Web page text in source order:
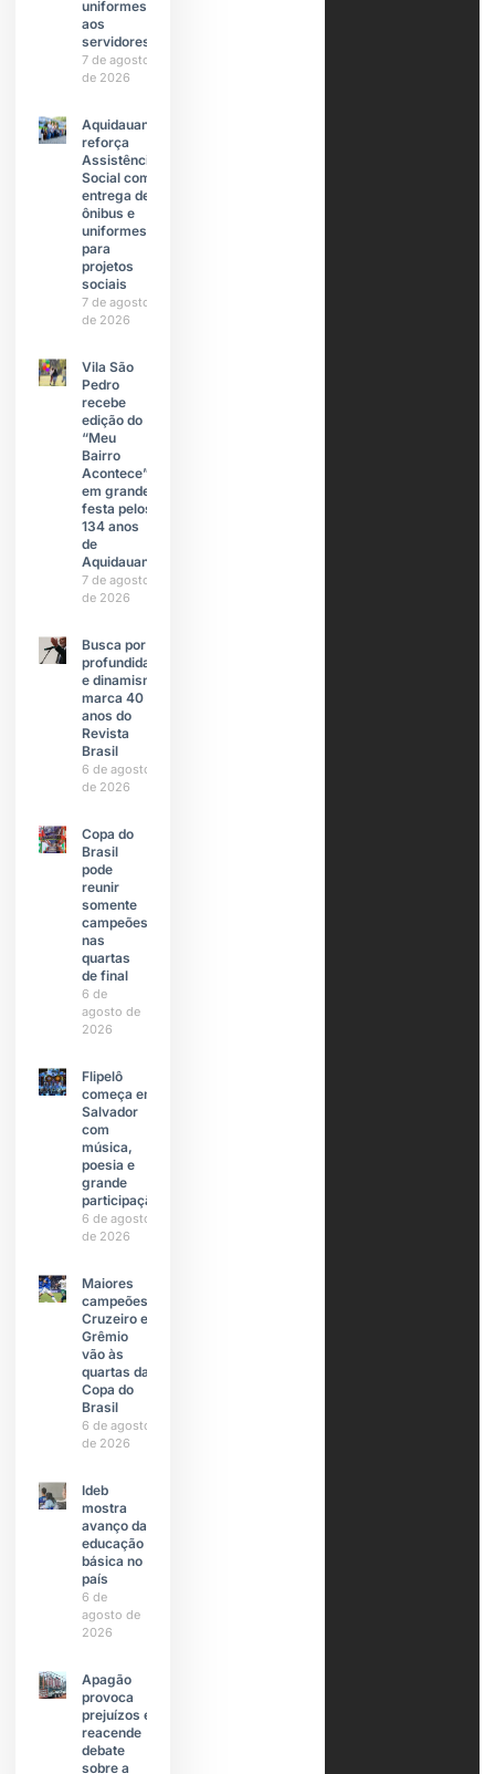
uniformes
aos
servidores
7 de agosto
de 2026
Aquidauana
reforça
Assistência
Social com
entrega de
ônibus e
uniformes
para
projetos
sociais
7 de agosto
de 2026
Vila São
Pedro
recebe
edição do
“Meu
Bairro
Acontece”
em grande
festa pelos
134 anos
de
Aquidauana
7 de agosto
de 2026
Busca por
profundidade
e dinamismo
marca 40
anos do
Revista
Brasil
6 de agosto
de 2026
Copa do
Brasil
pode
reunir
somente
campeões
nas
quartas
de final
6 de
agosto de
2026
Flipelô
começa em
Salvador
com
música,
poesia e
grande
participação
6 de agosto
de 2026
Maiores
campeões,
Cruzeiro e
Grêmio
vão às
quartas da
Copa do
Brasil
6 de agosto
de 2026
Ideb
mostra
avanço da
educação
básica no
país
6 de
agosto de
2026
Apagão
provoca
prejuízos e
reacende
debate
sobre a